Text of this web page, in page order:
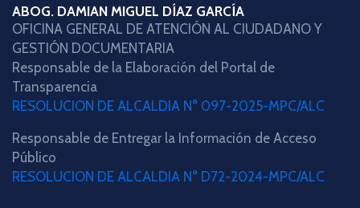
ABOG. DAMIAN MIGUEL DÍAZ GARCÍA
OFICINA GENERAL DE ATENCIÓN AL CIUDADANO Y
GESTIÓN DOCUMENTARIA
Responsable de la Elaboración del Portal de
Transparencia
RESOLUCION DE ALCALDIA N° 097-2025-MPC/ALC
Responsable de Entregar la Información de Acceso
Público
RESOLUCION DE ALCALDIA N° D72-2024-MPC/ALC